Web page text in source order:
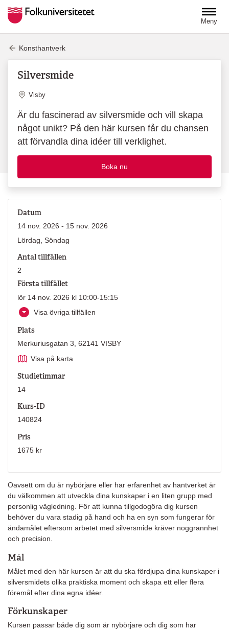
Meny
Konsthantverk
Silversmide
Plats
Visby
Är du fascinerad av silversmide och vill skapa
något unikt? På den här kursen får du chansen
att förvandla dina idéer till verklighet.
Boka nu
Oavsett om du är nybörjare eller har erfarenhet av hantverket är
du välkommen att utveckla dina kunskaper i en liten grupp med
personlig vägledning. För att kunna tillgodogöra dig kursen
behöver du vara stadig på hand och ha en syn som fungerar för
ändamålet eftersom arbetet med silversmide kräver noggrannhet
och precision.
Mål
Målet med den här kursen är att du ska fördjupa dina kunskaper i
silversmidets olika praktiska moment och skapa ett eller flera
föremål efter dina egna idéer.
Förkunskaper
Kursen passar både dig som är nybörjare och dig som har
Datum
14 nov. 2026 - 15 nov. 2026
Lördag, Söndag
Antal tillfällen
2
Första tillfället
lör 14 nov. 2026 kl 10:00-15:15
Visa övriga tillfällen
Plats
Merkuriusgatan 3, 62141 VISBY
Visa på karta
Studietimmar
14
Kurs-ID
140824
Pris
1675 kr